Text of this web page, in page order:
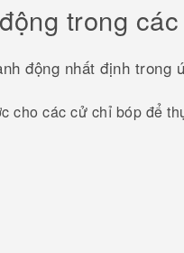
trong
động nhất định trong
cho các cử chỉ bóp để